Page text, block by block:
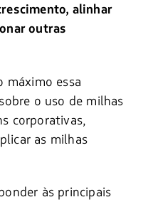
alinhar
outras
máximo essa
o uso de milhas
corporativas,
as milhas
às principais